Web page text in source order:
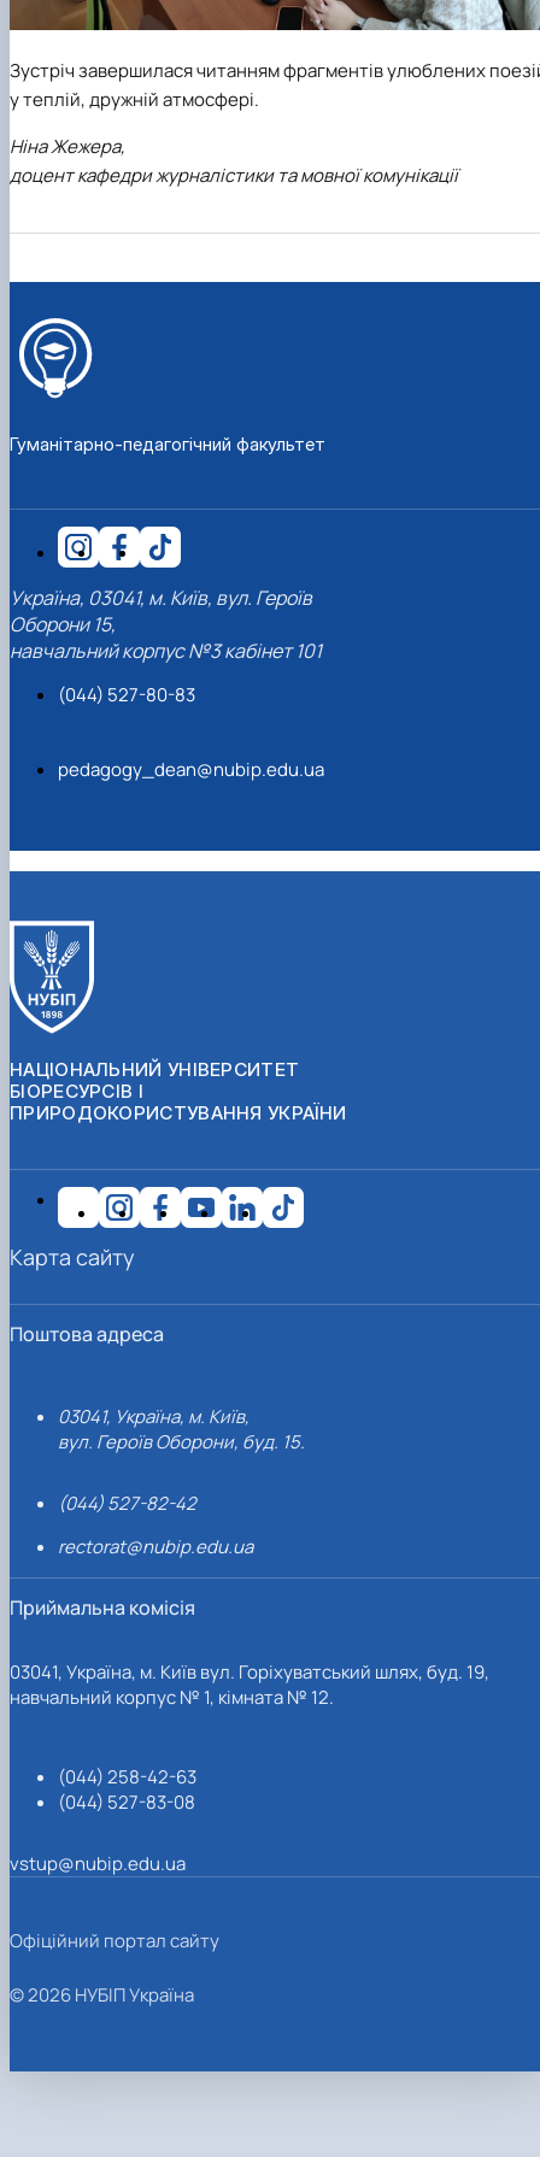
Зустріч завершилася читанням фрагментів улюблених
у теплій, дружній атмосфері.
Ніна Жежера,
доцент кафедри журналістики та мовної комунікації
Гуманітарно-педагогічний факультет
Україна, 03041, м. Київ, вул. Героїв
Оборони 15,
навчальний корпус №3 кабінет 101
(044) 527-80-83
pedagogy_dean@nubip.edu.ua
НАЦІОНАЛЬНИЙ УНІВЕРСИТЕТ
БІОРЕСУРСІВ І
ПРИРОДОКОРИСТУВАННЯ УКРАЇНИ
Поштова адреса
03041, Україна, м. Київ,
вул. Героїв Оборони, буд. 15.
(044) 527-82-42
rectorat@nubip.edu.ua
Приймальна комісія
03041, Україна, м. Київ вул. Горіхуватський шлях, буд. 19,
навчальний корпус № 1, кімната № 12.
(044) 258-42-63
(044) 527-83-08
vstup@nubip.edu.ua
Карта сайту
Офіційний портал сайту
© 2026 НУБІП Україна